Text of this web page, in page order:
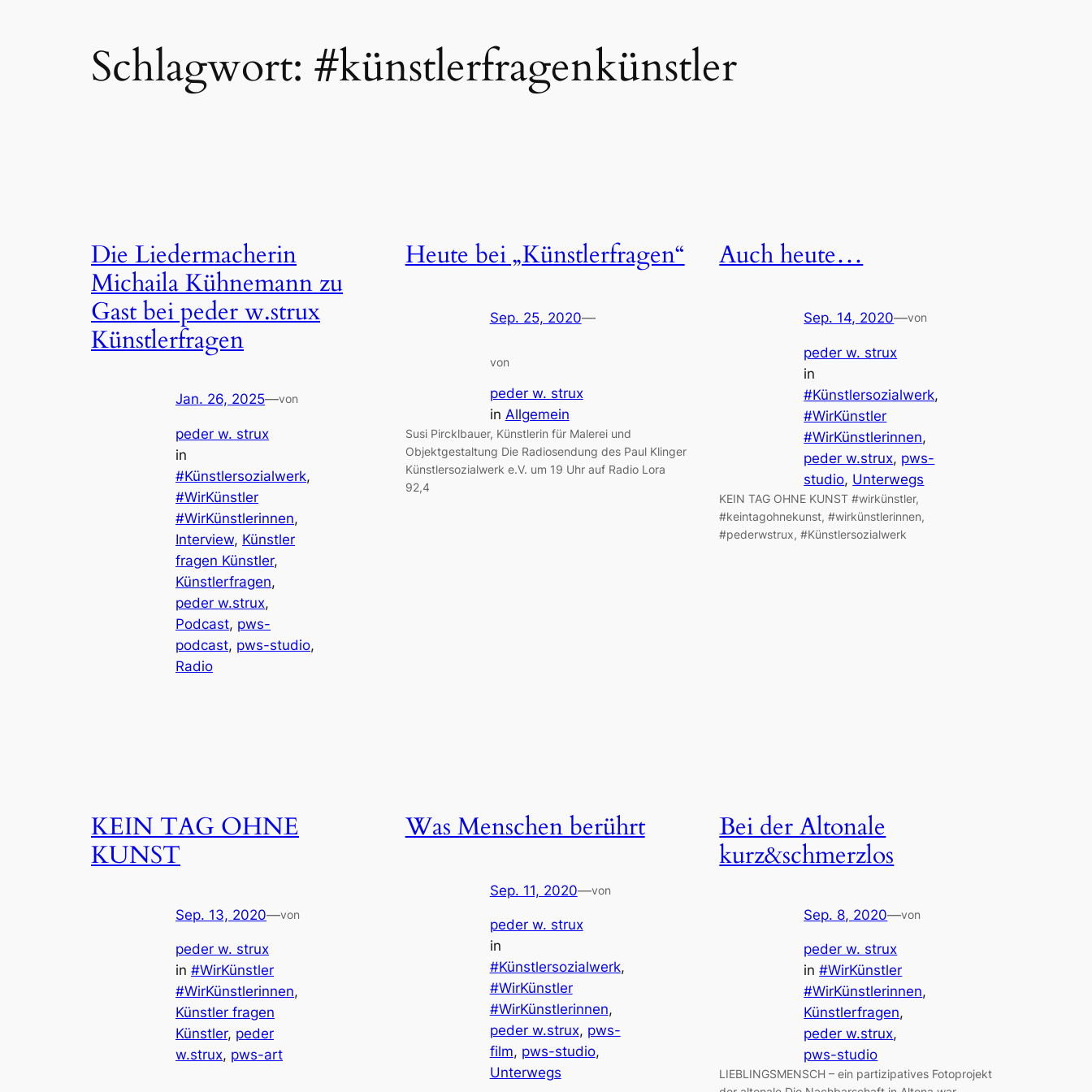
Schlagwort: #künstlerfragenkünstler
Die Liedermacherin
Michaila Kühnemann zu
Gast bei peder w.strux
Künstlerfragen
Jan. 26, 2025—von
peder w. strux
in
#Künstlersozialwerk
#WirKünstler
#WirKünstlerinnen
Interview, Künstler
fragen Künstler
Künstlerfragen
peder w.strux
Podcast, pws-
podcast, pws-studio
Radio
Heute bei „Künstlerfragen“
Sep. 25, 2020—
von
peder w. strux
in Allgemein
Susi Pircklbauer, Künstlerin für Malerei und
Objektgestaltung Die Radiosendung des Paul Klinger
Künstlersozialwerk e.V. um 19 Uhr auf Radio Lora
92,4
Auch heute…
Sep. 14, 2020—von
peder w. strux
in
#Künstlersozialwerk
#WirKünstler
#WirKünstlerinnen
peder w.strux, pws-
studio, Unterwegs
KEIN TAG OHNE KUNST #wirkünstler,
#keintagohnekunst, #wirkünstlerinnen,
#pederwstrux, #Künstlersozialwerk
KEIN TAG OHNE
KUNST
Sep. 13, 2020—von
peder w. strux
in #WirKünstler
#WirKünstlerinnen
Künstler fragen
Künstler, peder
w.strux, pws-art
Was Menschen berührt
Sep. 11, 2020—von
peder w. strux
in
#Künstlersozialwerk
#WirKünstler
#WirKünstlerinnen
peder w.strux, pws-
film, pws-studio
Unterwegs
Bei der Altonale
kurz&schmerzlos
Sep. 8, 2020—von
peder w. strux
in#WirKünstler
#WirKünstlerinnen
Künstlerfragen
peder w.strux
pws-studio
LIEBLINGSMENSCH – ein partizipatives Fotoprojekt